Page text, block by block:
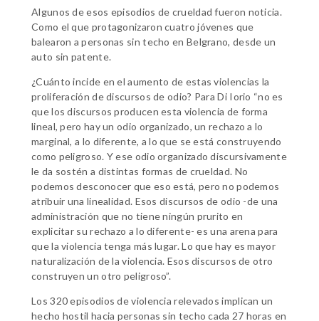
Algunos de esos episodios de crueldad fueron noticia.
Como el que protagonizaron cuatro jóvenes que
balearon a personas sin techo en Belgrano, desde un
auto sin patente.
¿Cuánto incide en el aumento de estas violencias la
proliferación de discursos de odio? Para Di Iorio “no es
que los discursos producen esta violencia de forma
lineal, pero hay un odio organizado, un rechazo a lo
marginal, a lo diferente, a lo que se está construyendo
como peligroso. Y ese odio organizado discursivamente
le da sostén a distintas formas de crueldad. No
podemos desconocer que eso está, pero no podemos
atribuir una linealidad. Esos discursos de odio -de una
administración que no tiene ningún prurito en
explicitar su rechazo a lo diferente- es una arena para
que la violencia tenga más lugar. Lo que hay es mayor
naturalización de la violencia. Esos discursos de otro
construyen un otro peligroso”.
Los 320 episodios de violencia relevados implican un
hecho hostil hacia personas sin techo cada 27 horas en